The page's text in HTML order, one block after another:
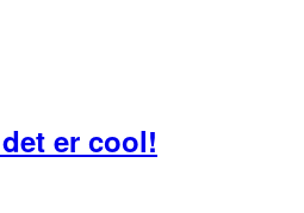
er cool!